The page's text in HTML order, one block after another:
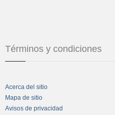
Términos y condiciones
Acerca del sitio
Mapa de sitio
Avisos de privacidad